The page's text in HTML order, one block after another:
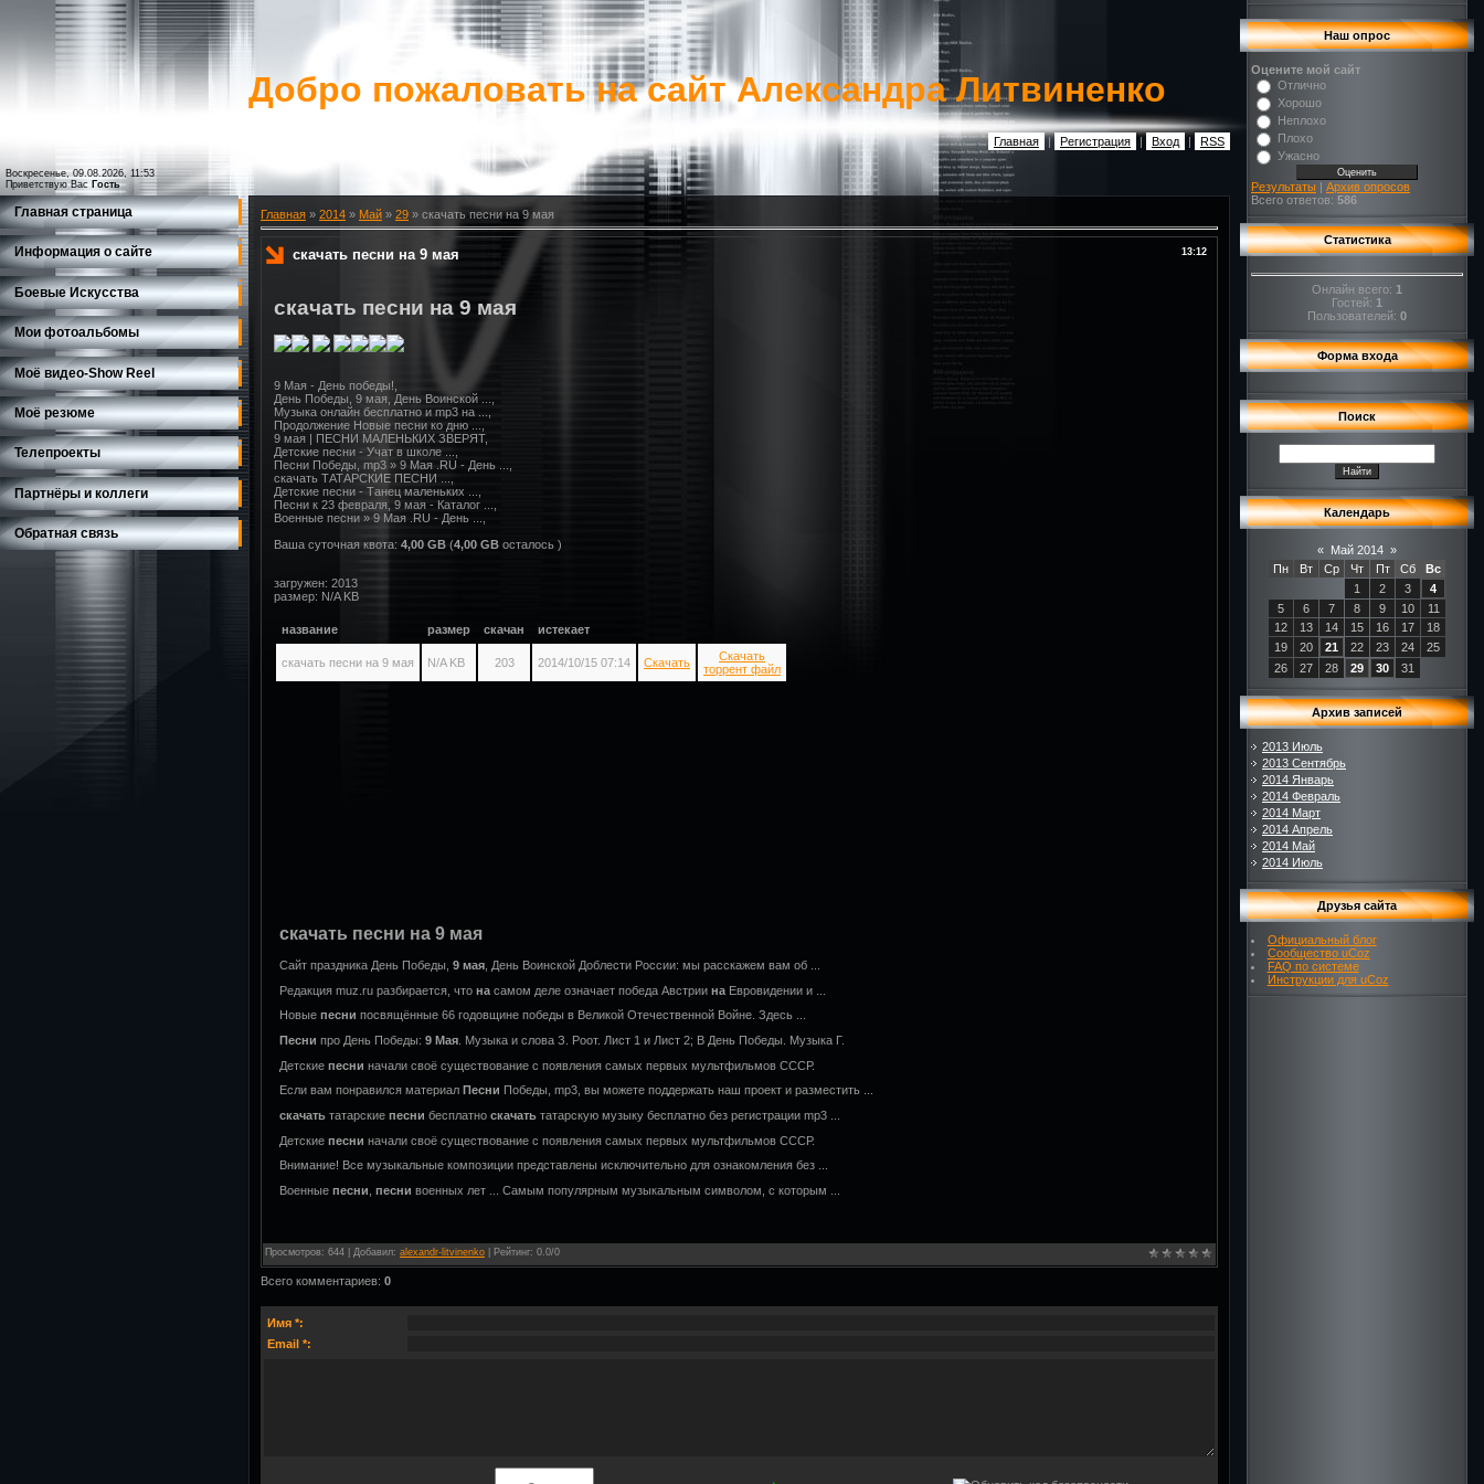
Воскресенье, 09.08.2026, 11:53
Приветствую Вас Гость
Добро пожаловать на сайт Александра Литвиненко
Главная | Регистрация | Вход | RSS
Главная страница
Информация о сайте
Боевые Искусства
Мои фотоальбомы
Моё видео-Show Reеl
Моё резюме
Телепроекты
Партнёры и коллеги
Обратная связь
Главная » 2014 » Май » 29 » скачать песни на 9 мая
13:12
скачать песни на 9 мая
скачать песни на 9 мая
9 Мая - День победы!,
День Победы, 9 мая, День Воинской ...,
Музыка онлайн бесплатно и mp3 на ...,
Продолжение Новые песни ко дню ...,
9 мая | ПЕСНИ МАЛЕНЬКИХ ЗВЕРЯТ,
Детские песни - Учат в школе ...,
Песни Победы, mp3 » 9 Мая .RU - День ...,
скачать ТАТАРСКИЕ ПЕСНИ ...,
Детские песни - Танец маленьких ...,
Песни к 23 февраля, 9 мая - Каталог ...,
Военные песни » 9 Мая .RU - День ...,
Ваша суточная квота: 4,00 GB (4,00 GB осталось )
загружен: 2013
размер: N/A KB
название размер скачан истекает
скачать песни на 9 мая N/A KB 203 2014/10/15 07:14 Скачать
Скачать
торрент файл
скачать песни на 9 мая
Сайт праздника День Победы, 9 мая , День Воинской Доблести России: мы расскажем вам об ...
Редакция muz.ru разбирается, что на самом деле означает победа Австрии на Евровидении и ...
Новые песни посвящённые 66 годовщине победы в Великой Отечественной Войне. Здесь ...
Песни про День Победы: 9 Мая . Музыка и слова З. Роот. Лист 1 и Лист 2; В День Победы. Музыка Г.
Детские песни начали своё существование с появления самых первых мультфильмов СССР.
Если вам понравился материал Песни Победы, mp3, вы можете поддержать наш проект и разместить ...
скачать татарские песни бесплатно скачать татарскую музыку бесплатно без регистрации mp3 ...
Детские песни начали своё существование с появления самых первых мультфильмов СССР.
Внимание! Все музыкальные композиции представлены исключительно для ознакомления без ...
Военные песни песни военных лет ... Самым популярным музыкальным символом, с которым ...
Просмотров: 644 Добавил: alexandr-litvinenko Рейтинг: 0.0/0
Всего комментариев: 0
Имя *:
Email *:
Наш опрос
Оцените мой сайт
Отлично
Хорошо
Неплохо
Плохо
Ужасно
Результаты | Архив опросов
Всего ответов: 586
Статистика
Онлайн всего: 1
Гостей: 1
Пользователей: 0
Форма входа
Поиск
Календарь
« Май 2014 »
Пн
Вт Ср Чт Пт Сб
Вс
1
2 3
4
5
6 7 8 9 10
11
12
13 14 15 16 17
18
19
20 21 22 23 24
25
26
27 28 29 30 31
Архив записей
2013 Июль
2013 Сентябрь
2014 Январь
2014 Февраль
2014 Март
2014 Апрель
2014 Май
2014 Июль
Друзья сайта
Официальный блог
Сообщество uCoz
FAQ по системе
Инструкции для uCoz